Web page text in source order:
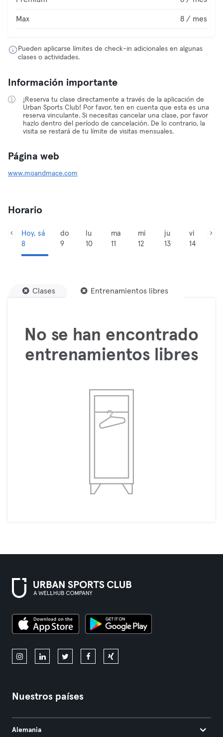
Max 8 / mes
Pueden aplicarse límites de check-in adicionales en algunas
clases o actividades.
Información importante
¡Reserva tu clase directamente a través de la aplicación de
Urban Sports Club! Por favor, ten en cuenta que esta es una
reserva vinculante. Si necesitas cancelar una clase, por favor
hazlo dentro del período de cancelación. De lo contrario, la
visita se restará de tu límite de visitas mensuales.
Página web
www.moandmace.com
Horario
Hoy, sá
8
do
9
lu
10
ma
11
mi
12
ju
13
vi
14
Clases Entrenamientos libres
No se han encontrado
entrenamientos libres
Nuestros países
Alemania